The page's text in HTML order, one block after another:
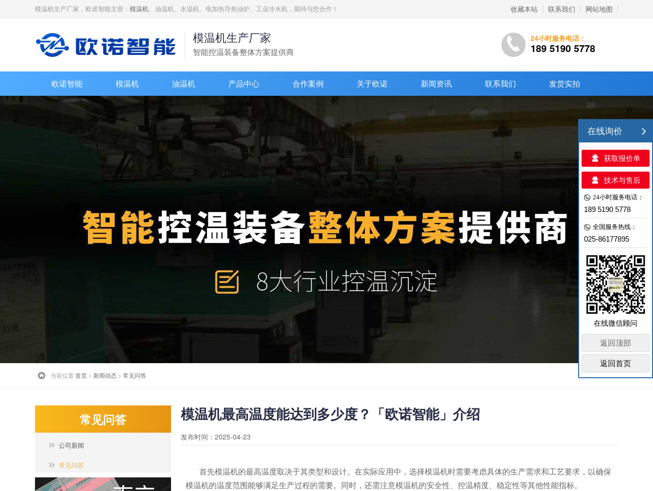
模温机生产厂家，欧诺智能主营： 模温机、油温机、水温机、电加热导热油炉、工业冷水机，期待与您合作！ 网站地图
联系我们
收藏本站
模温机生产厂家
智能控温装备整体方案提供商
24小时服务电话：
189 5190 5778
欧诺智能 模温机 油温机 产品中心 合作案例 关于欧诺 新闻资讯 联系我们 发货实拍
当前位置 首页 > 新闻动态 > 常见问答
模温机最高温度能达到多少度？「欧诺智能」介绍
发布时间：2025-04-23
首先模温机的最高温度取决于其类型和设计。在实际应用中，选择模温机时需要考虑具体的生产需求和工艺要求，以确保
模温机的温度范围能够满足生产过程的需要。同时，还需注意模温机的安全性、控温精度、稳定性等其他性能指标。
常见问答
公司新闻
常见问答
在线询价
获取报价单
技术与售后
24小时服务电话：
189 5190 5778
全国服务热线：
025-86177895
在线微信顾问
返回顶部
返回首页